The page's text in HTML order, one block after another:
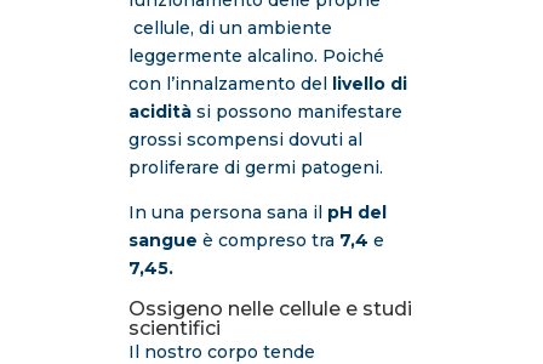
cellule, di un ambiente
leggermente alcalino. Poiché
con l’innalzamento del livello di
aciditàsi possono manifestare
grossi scompensi dovuti al
proliferare di germi patogeni.
In una persona sana il pH del
sangue è compreso tra 7,4 e
7,45.
Ossigeno nelle cellule e studi
scientifici
Il nostro corpo tende